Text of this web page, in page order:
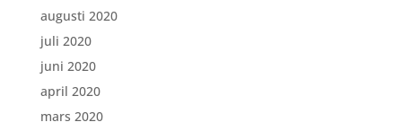
augusti 2020
juli 2020
juni 2020
april 2020
mars 2020